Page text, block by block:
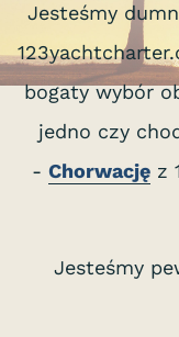
Jesteśmy
bogaty wybór
jedno czy
- Chorwacjęz
Jesteśmy